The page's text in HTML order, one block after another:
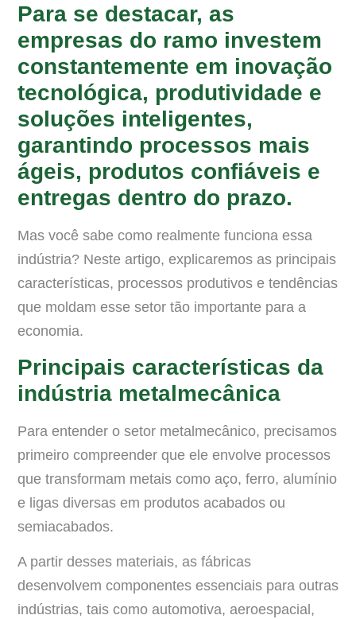
Para se destacar, as
empresas do ramo investem
constantemente em inovação
tecnológica, produtividade e
soluções inteligentes,
garantindo processos mais
ágeis, produtos confiáveis e
entregas dentro do prazo.
Mas você sabe como realmente funciona essa
indústria? Neste artigo, explicaremos as principais
características, processos produtivos e tendências
que moldam esse setor tão importante para a
economia.
Principais características da
indústria metalmecânica
Para entender o setor metalmecânico, precisamos
primeiro compreender que ele envolve processos
que transformam metais como aço, ferro, alumínio
e ligas diversas em produtos acabados ou
semiacabados.
A partir desses materiais, as fábricas
desenvolvem componentes essenciais para outras
indústrias, tais como automotiva, aeroespacial,